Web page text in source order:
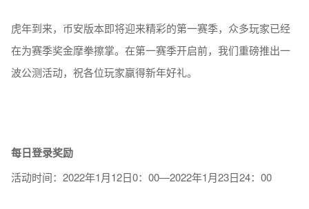
虎年到来，币安版本即将迎来精彩的第一赛季，众多玩家已经
在为赛季奖金摩拳擦掌。在第一赛季开启前，我们重磅推出一
波公测活动，祝各位玩家赢得新年好礼。
每日登录奖励
活动时间：2022年1月12日0：00—2022年1月23日24：00